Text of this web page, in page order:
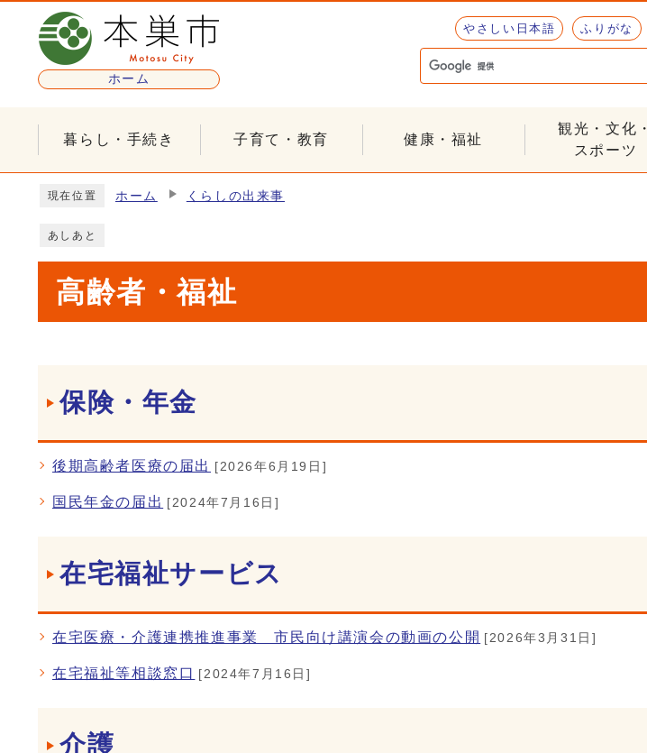
ページの先頭です
ホーム
やさしい日本語 ふりがな
暮らし・手続き 子育て・教育 健康・福祉
観光・文化・
スポーツ
現在位置 ホーム くらしの出来事
あしあと
高齢者・福祉
メインメニュー
保険・年金
後期高齢者医療の届出 [2026年6月19日]
国民年金の届出 [2024年7月16日]
在宅福祉サービス
在宅医療・介護連携推進事業 市民向け講演会の動画の公開 [2026年3月31日]
在宅福祉等相談窓口 [2024年7月16日]
介護